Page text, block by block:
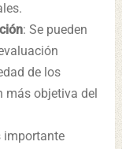
: Se pueden
de los
objetiva del
importante